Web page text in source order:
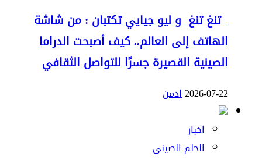
تنغ تنغ و ليو جيايي تكتبان : من شاشة
الهاتف إلى العالم.. كيف أصبحت الدراما
الصينية القصيرة جسرًا للتواصل الثقافي
2026-07-22ادمن
اخبار
الحلم الصيني